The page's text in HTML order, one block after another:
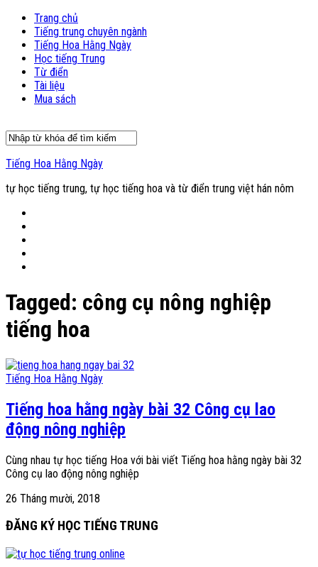
Trang chủ
Tiếng trung chuyên ngành
Tiếng Hoa Hằng Ngày
Học tiếng Trung
Từ điển
Tài liệu
Mua sách
Tiếng Hoa Hằng Ngày
tự học tiếng trung, tự học tiếng hoa và từ điển trung việt hán nôm
Tagged: công cụ nông nghiệp
tiếng hoa
Tiếng Hoa Hằng Ngày
Tiếng hoa hằng ngày bài 32 Công cụ lao
động nông nghiệp
Cùng nhau tự học tiếng Hoa với bài viết Tiếng hoa hằng ngày bài 32
Công cụ lao động nông nghiệp
26 Tháng mười, 2018
ĐĂNG KÝ HỌC TIẾNG TRUNG